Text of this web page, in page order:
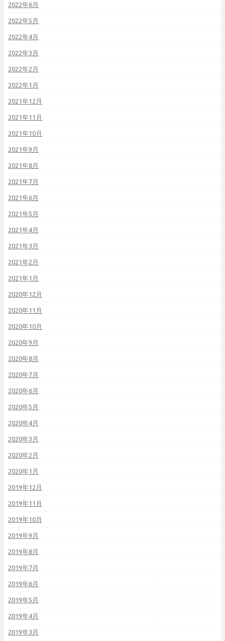
2022年6月
2022年5月
2022年4月
2022年3月
2022年2月
2022年1月
2021年12月
2021年11月
2021年10月
2021年9月
2021年8月
2021年7月
2021年6月
2021年5月
2021年4月
2021年3月
2021年2月
2021年1月
2020年12月
2020年11月
2020年10月
2020年9月
2020年8月
2020年7月
2020年6月
2020年5月
2020年4月
2020年3月
2020年2月
2020年1月
2019年12月
2019年11月
2019年10月
2019年9月
2019年8月
2019年7月
2019年6月
2019年5月
2019年4月
2019年3月